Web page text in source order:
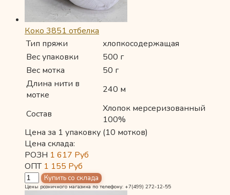
Коко 3851 отбелка
Тип пряжи
хлопкосодержащая
Вес упаковки
500 г
Вес мотка
50 г
Длина нити в
мотке
240 м
Состав
Хлопок мерсеризованный
100%
Цена за 1 упаковку (10 мотков)
Цена склада:
РОЗН 1 617 Руб
ОПТ 1 155 Руб
Цены розничного магазина по телефону: +7(499) 272-12-55